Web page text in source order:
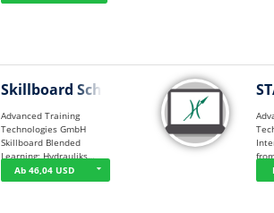
Skillboard Schl…
Advanced Training
Technologies GmbH
Skillboard Blended
Learning: Hydrauliks…
Ab 46,04 USD